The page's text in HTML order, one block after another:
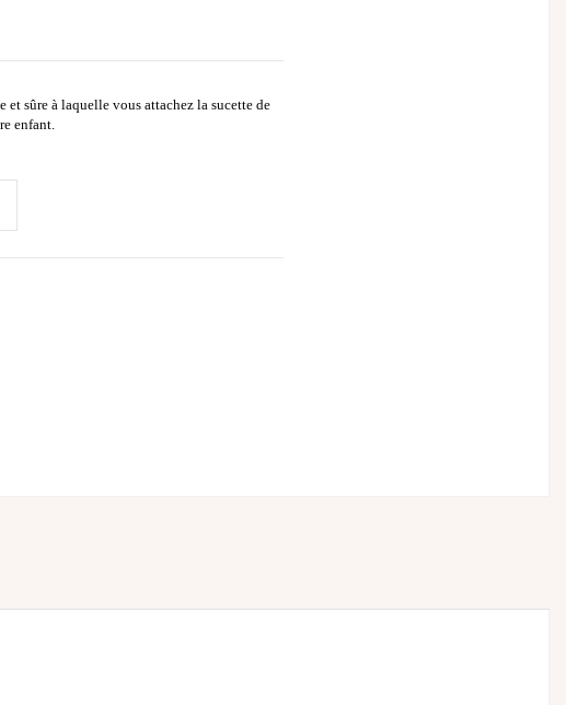
sûre à laquelle vous attachez la sucette de
enfant.